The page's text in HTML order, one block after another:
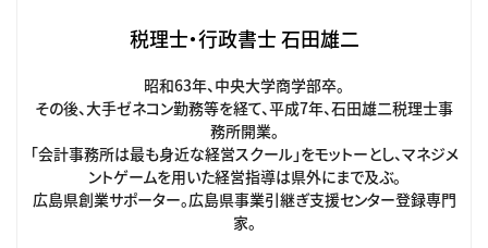
税理士・行政書士 石田雄二
昭和63年、中央大学商学部卒。
その後、大手ゼネコン勤務等を経て、平成7年、石田雄二税理士事
務所開業。
「会計事務所は最も身近な経営スクール」をモットーとし、マネジメ
ントゲームを用いた経営指導は県外にまで及ぶ。
広島県創業サポーター。広島県事業引継ぎ支援センター登録専門
家。